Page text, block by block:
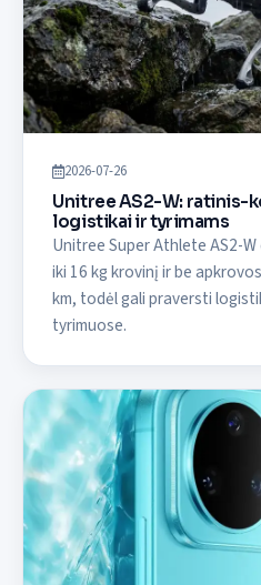
2026-07-26
Unitree AS2-W: ratinis-
logistikai ir tyrimams
Unitree Super Athlete AS2-
iki 16 kg krovinį ir be
km, todėl gali praversti
tyrimuose.